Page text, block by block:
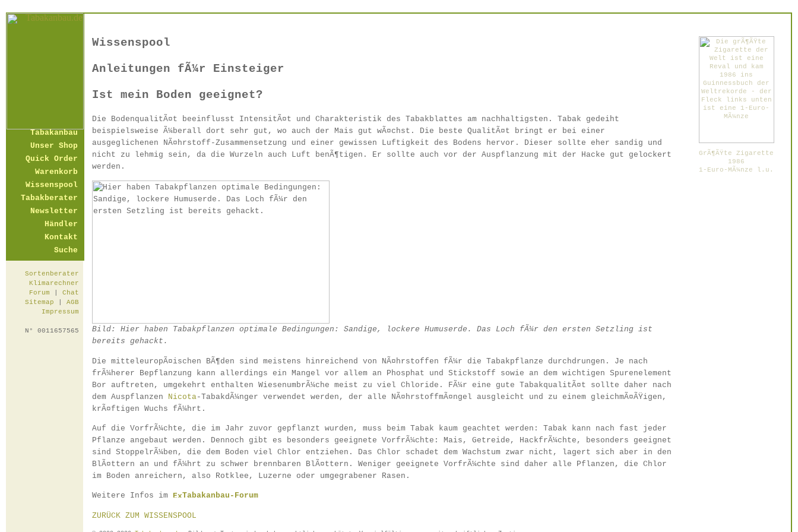
Tabakanbau
Unser Shop
Quick Order
Warenkorb
Wissenspool
Tabakberater
Newsletter
Händler
Kontakt
Suche
Sortenberater
Klimarechner
Forum
Chat
Sitemap
AGB
Impressum
N° 0011657565
GrÃ¶ÃŸte Zigarette
1986
1-Euro-MÃ¼nze l.u.
Wissenspool
Anleitungen fÃ¼r Einsteiger
Ist mein Boden geeignet?
Die BodenqualitÃ¤t beeinflusst IntensitÃ¤t und Charakteristik des Tabakblattes am nachhaltigsten. Tabak gedeiht
beispielsweise Ã¼berall dort sehr gut, wo auch der Mais gut wÃ¤chst. Die beste QualitÃ¤t bringt er bei einer
ausgeglichenen NÃ¤hrstoff-Zusammensetzung und einer gewissen Luftigkeit des Bodens hervor. Dieser sollte eher sandig und
nicht zu lehmig sein, da die Wurzeln auch Luft benÃ¶tigen. Er sollte auch vor der Auspflanzung mit der Hacke gut gelockert
werden.
Bild: Hier haben Tabakpflanzen optimale Bedingungen: Sandige, lockere Humuserde. Das Loch fÃ¼r den ersten Setzling ist
bereits gehackt.
Die mitteleuropÃ¤ischen BÃ¶den sind meistens hinreichend von NÃ¤hrstoffen fÃ¼r die Tabakpflanze durchdrungen. Je nach
frÃ¼herer Bepflanzung kann allerdings ein Mangel vor allem an Phosphat und Stickstoff sowie an dem wichtigen Spurenelement
Bor auftreten, umgekehrt enthalten WiesenumbrÃ¼che meist zu viel Chloride. FÃ¼r eine gute TabakqualitÃ¤t sollte daher nach
dem Auspflanzen Nicota-TabakdÃ¼nger verwendet werden, der alle NÃ¤hrstoffmÃ¤ngel ausgleicht und zu einem gleichmÃ¤ÃŸigen,
krÃ¤ftigen Wuchs fÃ¼hrt.
Auf die VorfrÃ¼chte, die im Jahr zuvor gepflanzt wurden, muss beim Tabak kaum geachtet werden: Tabak kann nach fast jeder
Pflanze angebaut werden. Dennoch gibt es besonders geeignete VorfrÃ¼chte: Mais, Getreide, HackfrÃ¼chte, besonders geeignet
sind StoppelrÃ¼ben, die dem Boden viel Chlor entziehen. Das Chlor schadet dem Wachstum zwar nicht, lagert sich aber in den
BlÃ¤ttern an und fÃ¼hrt zu schwer brennbaren BlÃ¤ttern. Weniger geeignete VorfrÃ¼chte sind daher alle Pflanzen, die Chlor
im Boden anreichern, also Rotklee, Luzerne oder umgegrabener Rasen.
Weitere Infos im Tabakanbau-Forum
ZURÜCK ZUM WISSENSPOOL